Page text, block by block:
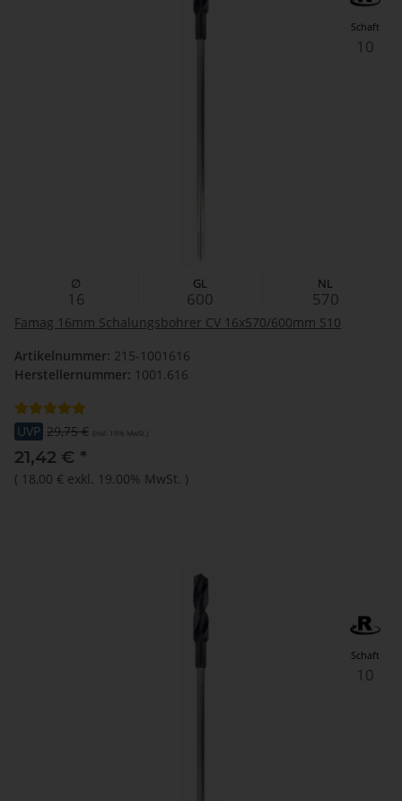
∅
16
GL
600
NL
570
Schaft
10
Famag 16mm Schalungsbohrer CV 16x570/600mm S10
Artikelnummer: 215-1001616
Herstellernummer: 1001.616
UVP 29,75 € (inkl. 19% MwSt.)
21,42 € *
( 18,00 € exkl. 19.00% MwSt. )
Schaft
10